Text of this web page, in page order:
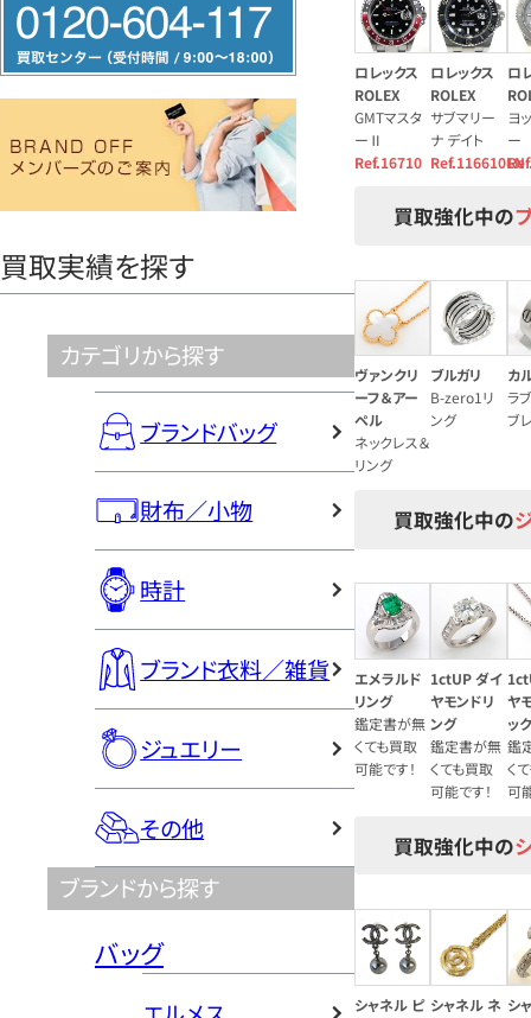
リ
ー
ヤ
買取実績を探す
カテゴリから探す
ブランドバッグ
財布／小物
時計
ブランド衣料／雑貨
ジュエリー
その他
ブランドから探す
バッグ
ロレックス
ROLEX
GMTマスタ
ーⅡ
Ref.16710
ロレックス
ROLEX
サブマリー
ナ デイト
Ref.116610LN
ロ
ヨ
ー
買取強化中の
ヴァンクリ
ーフ＆アー
ペル
ネックレス＆
リング
ブルガリ
B-zero1リ
ング
カ
ラ
ブ
買取強化中の
エメラルド
リング
鑑定書が無
くても買取
可能です！
1ctUP ダイ
ヤモンドリ
ング
鑑定書が無
くても買取
可能です！
ヤ
ッ
鑑
く
可
買取強化中の
シャネル ピ シャネル ネ シ